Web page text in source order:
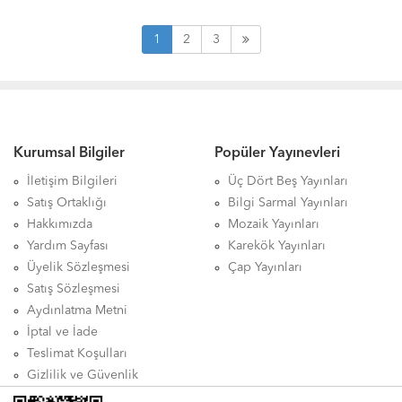
1 2 3
Kurumsal Bilgiler
İletişim Bilgileri
Satış Ortaklığı
Hakkımızda
Yardım Sayfası
Üyelik Sözleşmesi
Satış Sözleşmesi
Aydınlatma Metni
İptal ve İade
Teslimat Koşulları
Gizlilik ve Güvenlik
Popüler Yayınevleri
Üç Dört Beş Yayınları
Bilgi Sarmal Yayınları
Mozaik Yayınları
Karekök Yayınları
Çap Yayınları